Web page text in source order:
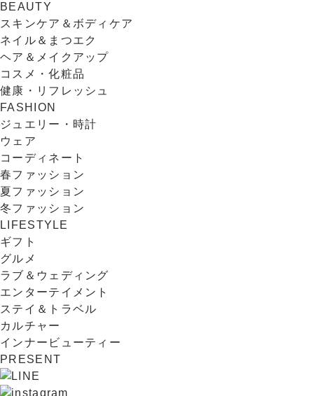
BEAUTY
スキンケア＆ボディケア
ネイル＆まつエク
ヘア＆メイクアップ
コスメ・化粧品
健康・リフレッシュ
FASHION
ジュエリー・時計
ウェア
コーディネート
春ファッション
夏ファッション
冬ファッション
LIFESTYLE
ギフト
グルメ
ラブ＆ウェディング
エンターテイメント
ステイ＆トラベル
カルチャー
インナービューティー
PRESENT